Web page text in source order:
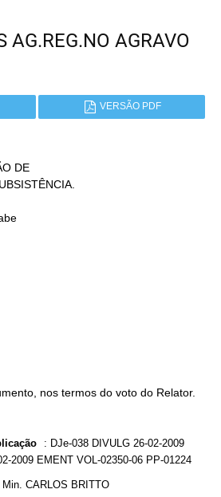
AGRAVO
VERSÃO PDF
DE
nos termos do voto do Relator.
: DJe-038 DIVULG 26-02-2009
2009 EMENT VOL-02350-06 PP-01224
Min. CARLOS BRITTO